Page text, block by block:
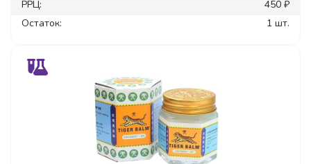
РРЦ:
450 ₽
Остаток:
1 шт.